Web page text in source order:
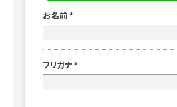
お名前 *
フリガナ *